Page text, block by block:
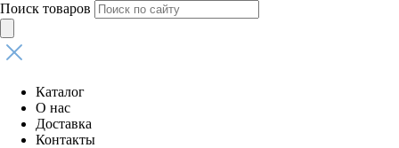
Поиск товаров
Каталог
О нас
Доставка
Контакты